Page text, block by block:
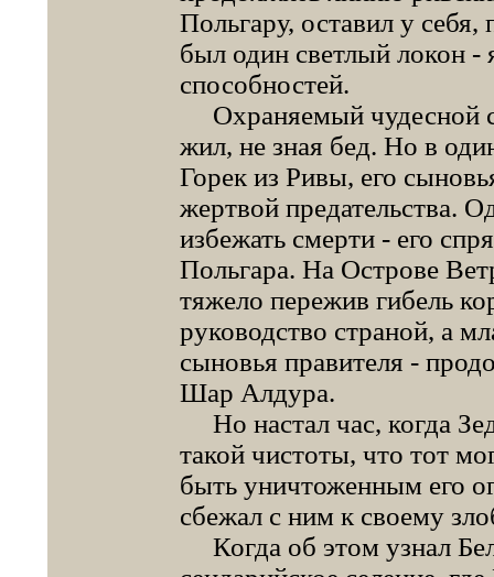
Польгару, оставил у
был один светлый локон -
способностей.
Охраняемый чудесной
жил, не зная бед. Но в
Горек из Ривы, его
жертвой предательства.
избежать смерти - его
Польгара. На Острове
тяжело пережив гибель
руководство страной, а
сыновья правителя -
Шар Алдура.
Но настал час, когда
такой чистоты, что тот
быть уничтоженным его
сбежал с ним к своему
Когда об этом узнал